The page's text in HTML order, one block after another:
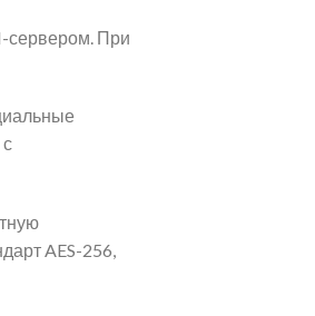
сервером. При
AES-256,